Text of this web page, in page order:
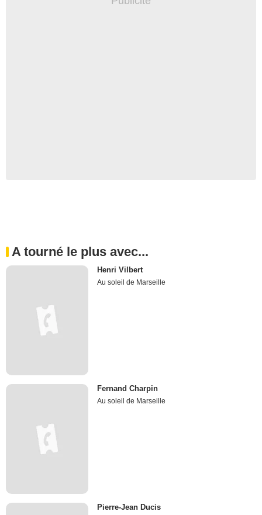
A tourné le plus avec...
Henri Vilbert
Au soleil de Marseille
Fernand Charpin
Au soleil de Marseille
Pierre-Jean Ducis